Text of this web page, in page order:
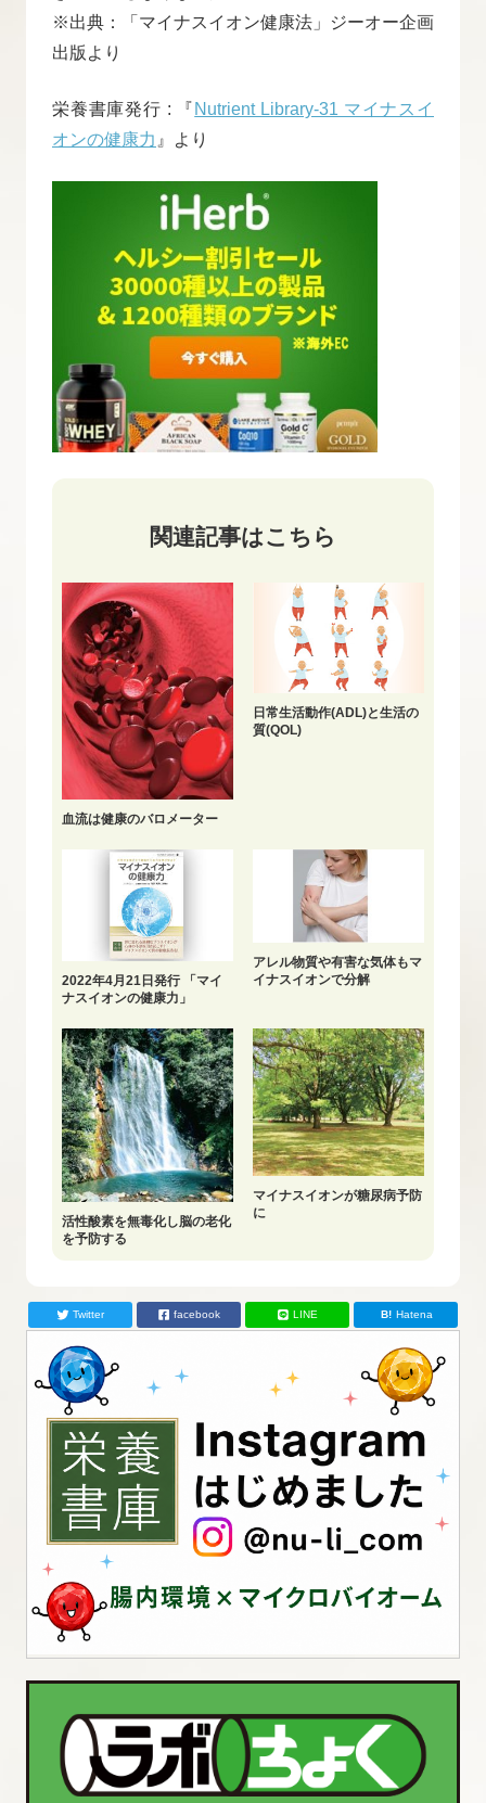
※出典：「マイナスイオン健康法」ジーオー企画
出版より
栄養書庫発行 : 『 Nutrient Library-31 マイナスイ
オンの健康力 』より
関連記事はこちら
血流は健康のバロメーター
日常生活動作(ADL)と生活の
質(QOL)
2022年4月21日発行 「マイ
ナスイオンの健康力」
アレル物質や有害な気体もマ
イナスイオンで分解
活性酸素を無毒化し脳の老化
を予防する
マイナスイオンが糖尿病予防
に
Twitter facebook LINE Hatena